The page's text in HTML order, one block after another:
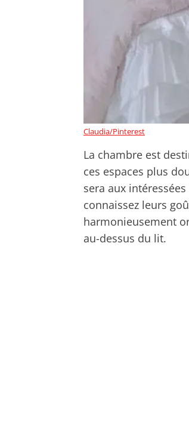
Claudia/Pinterest
La chambre est
ces espaces plus
sera aux
connaissez leurs
harmonieusement
au-dessus du lit.